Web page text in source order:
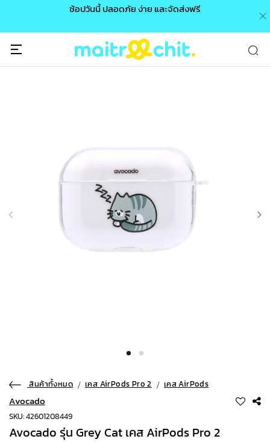
ช้อปวันนี้ ปลอดภัย ง่าย และจัดส่งฟรี
สินค้าทั้งหมด เคส AirPods Pro 2 เคส AirPods
Avocado
SKU: 42601208449
Avocado รุ่น Grey Cat เคส AirPods Pro 2